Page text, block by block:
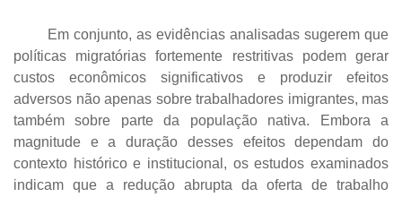
Em conjunto, as evidências analisadas sugerem que
políticas migratórias fortemente restritivas podem gerar
custos econômicos significativos e produzir efeitos
adversos não apenas sobre trabalhadores imigrantes, mas
também sobre parte da população nativa. Embora a
magnitude e a duração desses efeitos dependam do
contexto histórico e institucional, os estudos examinados
indicam que a redução abrupta da oferta de trabalho